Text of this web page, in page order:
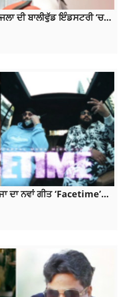
ਦੀ ਬਾਲੀਵੁੱਡ ਇੰਡਸਟਰੀ ‘ਚ...
ਦਾ ਨਵਾਂ ਗੀਤ ‘Facetime’...